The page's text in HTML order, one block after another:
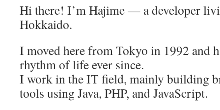
Hi there! I’m Hajime — a developer
Hokkaido.
I moved here from Tokyo in 1992 and
rhythm of life ever since.
I work in the IT field, mainly building
tools using Java, PHP, and JavaScript.